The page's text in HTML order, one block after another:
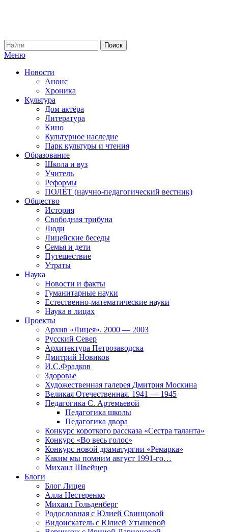
Меню
Новости
Анонс
Хроника
Культура
Дом актёра
Литература
Кино
Культурное наследие
Парк культуры и чтения
Образование
Школа и вуз
Учитель
Реформы
ПОЛЁТ (научно-педагогический вестник)
Общество
История
Свободная трибуна
Люди
Лицейские беседы
Семья и дети
Путешествие
Утраты
Наука
Новости и факты
Гуманитарные науки
Естественно-математические науки
Наука в лицах
Проекты
Архив «Лицея». 2000 — 2003
Русский Север
Архитектура Петрозаводска
Дмитрий Новиков
И.С.Фрадков
Здоровье
Художественная галерея Дмитрия Москина
Великая Отечественная. 1941 — 1945
Педагогика С. Артемьевой
Педагогика школы
Педагогика двора
Конкурс короткого рассказа «Сестра таланта»
Конкурс «Во весь голос»
Конкурс новой драматургии «Ремарка»
Каким мы помним август 1991-го…
Михаил Швейцер
Блоги
Блог Лицея
Алла Нестеренко
Михаил Гольденберг
Родословная с Юлией Свинцовой
Видоискатель с Юлией Утышевой